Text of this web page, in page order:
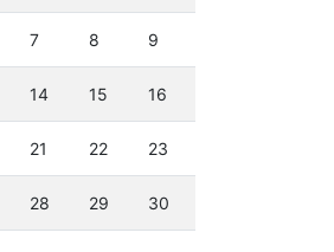
7 8 9
14 15 16
21 22 23
28 29 30